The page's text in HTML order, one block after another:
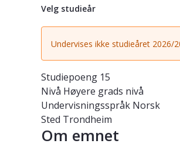
Velg studieår
Undervises ikke studieåret 2026/
Studiepoeng 15
Nivå Høyere grads nivå
Undervisningsspråk Norsk
Sted Trondheim
Om emnet